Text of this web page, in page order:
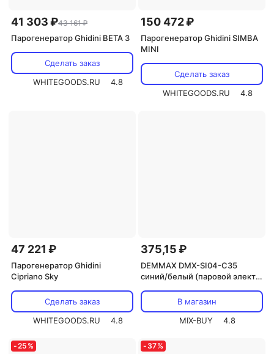
41 303 ₽43 161 ₽
Парогенератор Ghidini BETA 3
Сделать заказ
WHITEGOODS.RU
4.8
150 472 ₽
Парогенератор Ghidini SIMBA
MINI
Сделать заказ
WHITEGOODS.RU
4.8
47 221 ₽
Парогенератор Ghidini
Cipriano Sky
Сделать заказ
WHITEGOODS.RU
4.8
375,15 ₽
DEMMAX DMX-SI04-C35
синий/белый (паровой электр.
240В), цена за 1 шт.
В магазин
MIX-BUY
4.8
-25 % - 37%